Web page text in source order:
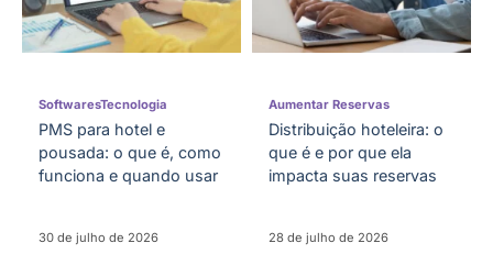
SoftwaresTecnologia
PMS para hotel e
pousada: o que é, como
funciona e quando usar
30 de julho de 2026
Aumentar Reservas
Distribuição hoteleira: o
que é e por que ela
impacta suas reservas
28 de julho de 2026